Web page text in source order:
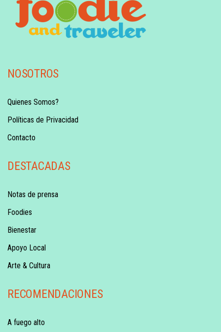
NOSOTROS
Quienes Somos?
Políticas de Privacidad
Contacto
DESTACADAS
Notas de prensa
Foodies
Bienestar
Apoyo Local
Arte & Cultura
RECOMENDACIONES
A fuego alto